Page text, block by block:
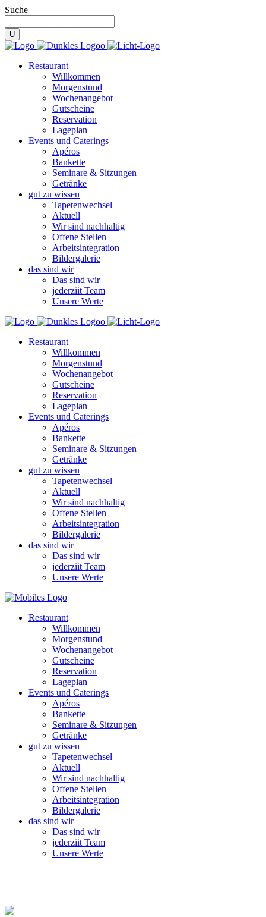
Suche
Restaurant
Willkommen
Morgenstund
Wochenangebot
Gutscheine
Reservation
Lageplan
Events und Caterings
Apéros
Bankette
Seminare & Sitzungen
Getränke
gut zu wissen
Tapetenwechsel
Aktuell
Wir sind nachhaltig
Offene Stellen
Arbeitsintegration
Bildergalerie
das sind wir
Das sind wir
jederziit Team
Unsere Werte
Restaurant
Willkommen
Morgenstund
Wochenangebot
Gutscheine
Reservation
Lageplan
Events und Caterings
Apéros
Bankette
Seminare & Sitzungen
Getränke
gut zu wissen
Tapetenwechsel
Aktuell
Wir sind nachhaltig
Offene Stellen
Arbeitsintegration
Bildergalerie
das sind wir
Das sind wir
jederziit Team
Unsere Werte
Restaurant
Willkommen
Morgenstund
Wochenangebot
Gutscheine
Reservation
Lageplan
Events und Caterings
Apéros
Bankette
Seminare & Sitzungen
Getränke
gut zu wissen
Tapetenwechsel
Aktuell
Wir sind nachhaltig
Offene Stellen
Arbeitsintegration
Bildergalerie
das sind wir
Das sind wir
jederziit Team
Unsere Werte